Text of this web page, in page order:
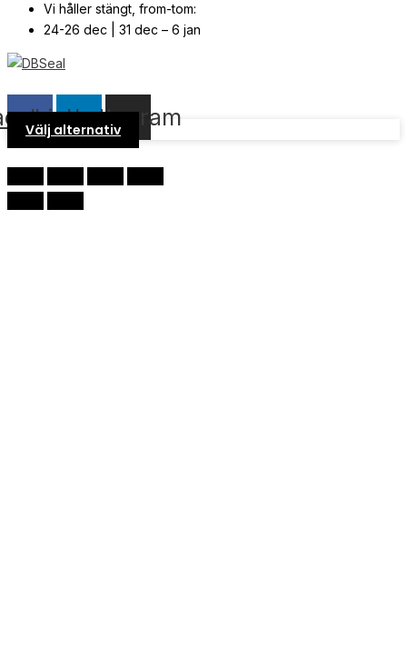
Vi håller stängt, from-tom:
24-26 dec | 31 dec – 6 jan
Linkedin
Instagram
Välj alternativ